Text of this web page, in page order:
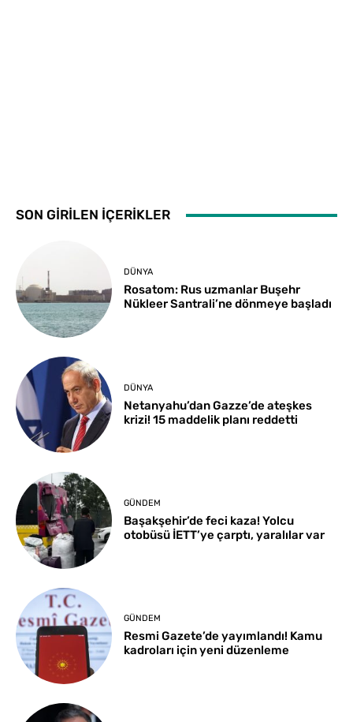
SON GİRİLEN İÇERİKLER
DÜNYA
Rosatom: Rus uzmanlar Buşehr
Nükleer Santrali’ne dönmeye başladı
DÜNYA
Netanyahu’dan Gazze’de ateşkes
krizi! 15 maddelik planı reddetti
GÜNDEM
Başakşehir’de feci kaza! Yolcu
otobüsü İETT’ye çarptı, yaralılar var
GÜNDEM
Resmi Gazete’de yayımlandı! Kamu
kadroları için yeni düzenleme